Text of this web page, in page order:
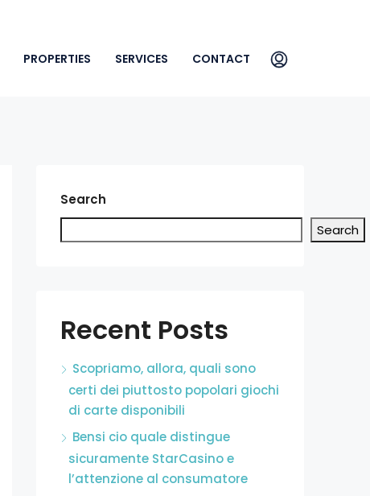
PROPERTIES SERVICES CONTACT
Search
Search
Recent Posts
Scopriamo, allora, quali sono
certi dei piuttosto popolari giochi
di carte disponibili
Bensi cio quale distingue
sicuramente StarCasino e
l’attenzione al consumatore